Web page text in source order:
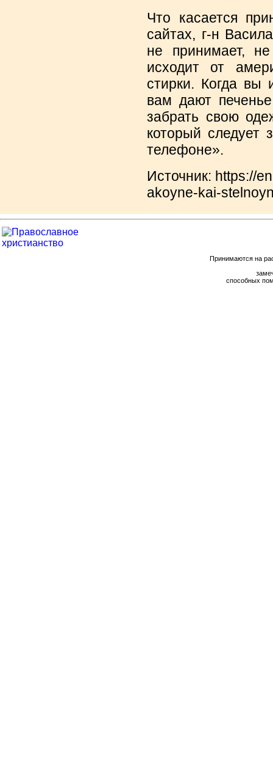
Что касается
сайтах, г-н
не принимает,
исходит от
стирки. Когда вы
вам дают
забрать свою
который
телефоне».
Источник: https://
akoyne-kai-
Принимаются на
способных